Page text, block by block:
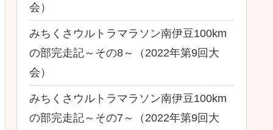
会）
みちくさウルトラマラソン南伊豆100km
の部完走記～その8～（2022年第9回大
会）
みちくさウルトラマラソン南伊豆100km
の部完走記～その7～（2022年第9回大